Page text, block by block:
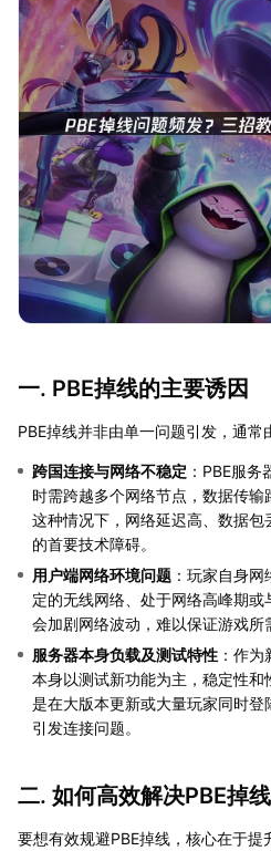
一. PBE掉线的主要诱因
PBE掉线并非由单一问题引发，通常
跨国连接与网络不稳定 ：PBE服
时需跨越多个网络节点，数据传输
这种情况下，网络延迟高、数据
的首要技术障碍。
用户端网络环境问题 ：玩家自身
定的无线网络、处于网络高峰期
会加剧网络波动，难以保证游戏所
服务器本身负载及测试特性 ：作
本身以测试新功能为主，稳定性
是在大版本更新或大量玩家同时
引发连接问题。
二. 如何高效解决PBE掉线
要想有效规避PBE掉线，核心在于